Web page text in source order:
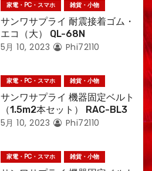
家電・PC・スマホ 雑貨・小物
サンワサプライ 耐震接着ゴム・
エコ（大） QL-68N
5月 10, 2023 Phi72110
家電・PC・スマホ 雑貨・小物
サンワサプライ 機器固定ベルト
（1.5m2本セット） RAC-BL3
5月 10, 2023 Phi72110
家電・PC・スマホ 雑貨・小物